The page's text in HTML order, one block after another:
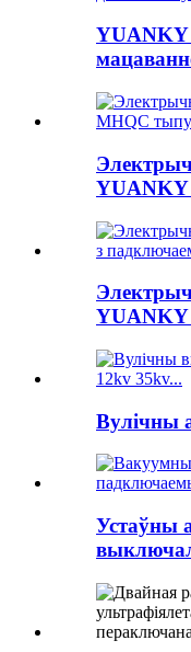
YUANKY
YUANKY
YUANKY
Вулічны
Устаўны